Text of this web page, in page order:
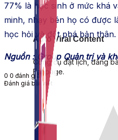
Auto Viral Content
Công cụ đặt lịch, đăng
Fanpage.
77% là học sinh ở mức khá
minh, nhạy bén họ có được
học hỏi và đột phá bản thân.
Nguồn : Group Quản trị và
0 0 đánh giá
Đánh giá bài viết